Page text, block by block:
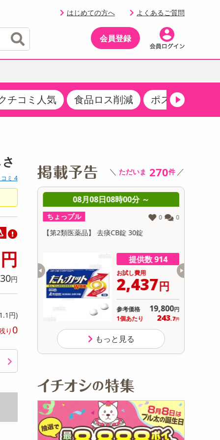
はじめての方へ よくあるご質問
会員登録
イベント
商品限定クーポン
サンプリング
抽選サンプル
初回トライアル
その他 お菓子・スイーツ
その他 飲料
スポーツ・アウトドア用品
その他 キッチン・日用品
ア
サプリメント
収納・寝具
ベビー・キッズ
レッグウェア
その他 ファッション
その他 家電
タニティ
チコミ人気 食品ロス削減 ポストにお届け
ミ 4
円
円
円)
り 0
＼ ただいま 270件 ／
0
プロテク
998
999
08月08日08時00分 ～
ちょっプル 0 0
【第2類医薬品】 去痰CB錠 30錠
提供数 914
お試し費用
2,437円
参考価格 19,800円
1個あたり 243.7円
もっと見る